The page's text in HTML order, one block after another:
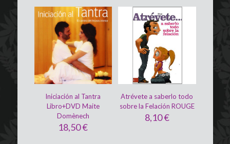
Iniciación al Tantra
Libro+DVD Maite
Domènech
18,50€
Atrévete a saberlo todo
sobre la Felación ROUGE
8,10€